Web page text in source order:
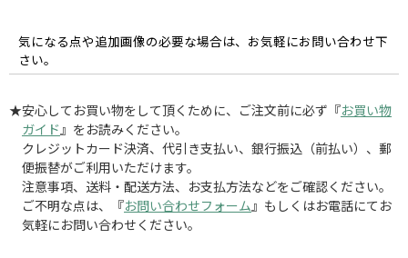
気になる点や追加画像の必要な場合は、お気軽にお問い合わせ下
さい。
★安心してお買い物をして頂くために、ご注文前に必ず『お買い物
ガイド 』をお読みください。
クレジットカード決済、代引き支払い、銀行振込（前払い）、郵
便振替がご利用いただけます。
注意事項、送料・配送方法、お支払方法などをご確認ください。
ご不明な点は、『お問い合わせフォーム 』もしくはお電話にてお
気軽にお問い合わせください。